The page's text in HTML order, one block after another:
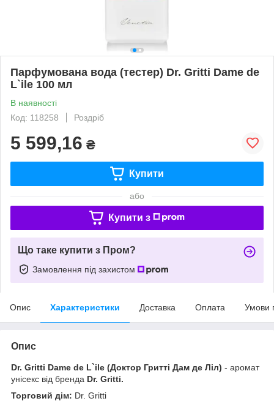
Парфумована вода (тестер) Dr. Gritti Dame de
L`ile 100 мл
В наявності
Код: 118258
Роздріб
5 599,16 ₴
Купити
або
Купити з
Що таке купити з Пром?
Замовлення під захистом
Опис Характеристики Доставка Оплата Умови
Опис
Dr. Gritti Dame de L`ile (Доктор Гритті Дам де Ліл) - аромат
унісекс від бренда Dr. Gritti.
Торговий дім: Dr. Gritti